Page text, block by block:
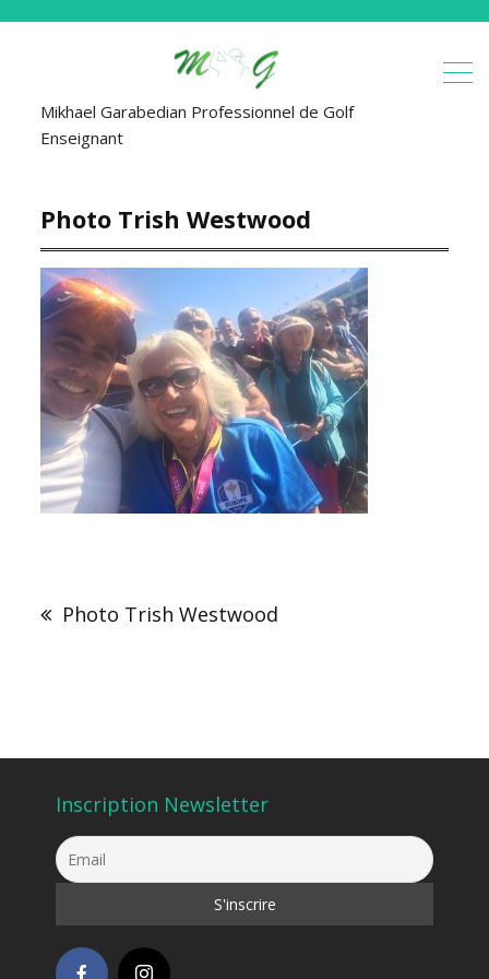
Mikhael Garabedian Professionnel de Golf
Enseignant
Photo Trish Westwood
l’article
Photo Trish Westwood
Inscription Newsletter